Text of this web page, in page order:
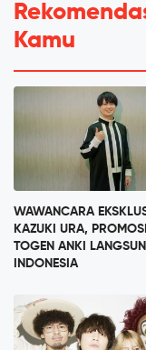
Kamu
WAWANCARA
KAZUKI URA,
TOGEN ANKI
INDONESIA